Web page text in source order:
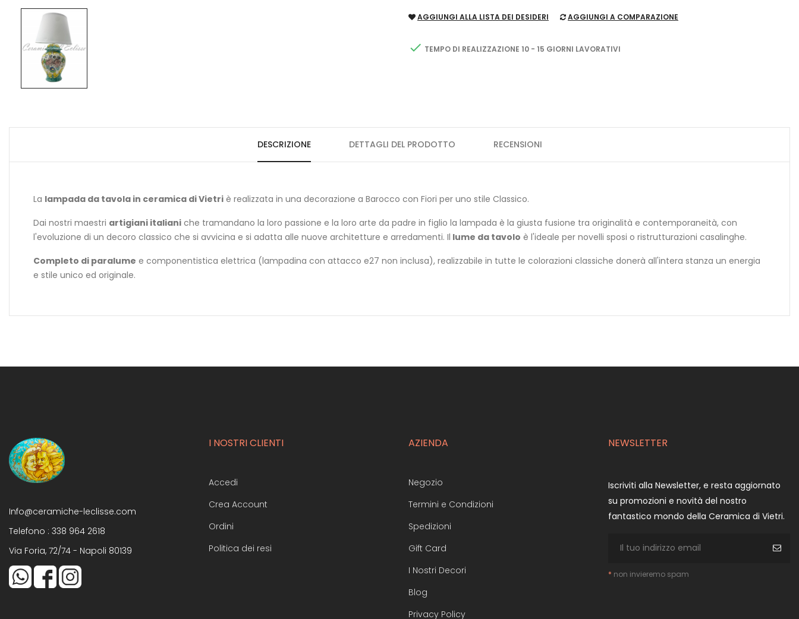
AGGIUNGI ALLA LISTA DEI DESIDERI AGGIUNGI A COMPARAZIONE
 TEMPO DI REALIZZAZIONE 10 - 15 GIORNI LAVORATIVI
DESCRIZIONE DETTAGLI DEL PRODOTTO RECENSIONI
La lampada da tavola in ceramica di Vietri è realizzata in una decorazione a Barocco con Fiori per uno stile Classico.
Dai nostri maestri artigiani italiani che tramandano la loro passione e la loro arte da padre in figlio la lampada è la giusta fusione tra originalità e contemporaneità, con
l'evoluzione di un decoro classico che si avvicina e si adatta alle nuove architetture e arredamenti. Il lume da tavolo è l'ideale per novelli sposi o ristrutturazioni casalinghe.
Completo di paralume e componentistica elettrica (lampadina con attacco e27 non inclusa), realizzabile in tutte le colorazioni classiche donerà all'intera stanza un energia
e stile unico ed originale.
Info@ceramiche-leclisse.com
Telefono : 338 964 2618
Via Foria, 72/74 - Napoli 80139
I NOSTRI CLIENTI
Accedi
Crea Account
Ordini
Politica dei resi
AZIENDA
Negozio
Termini e Condizioni
Spedizioni
Gift Card
I Nostri Decori
Blog
Privacy Policy
NEWSLETTER
Iscriviti alla Newsletter, e resta aggiornato
su promozioni e novità del nostro
fantastico mondo della Ceramica di Vietri.
* non invieremo spam